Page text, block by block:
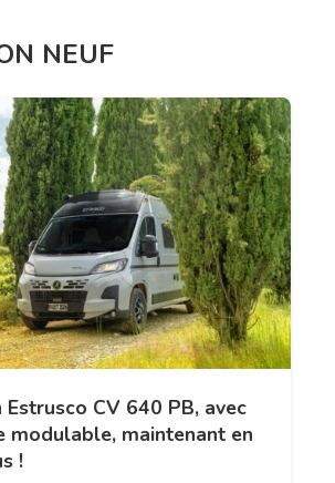
NEUF
CV 640 PB, avec
modulable, maintenant en
!